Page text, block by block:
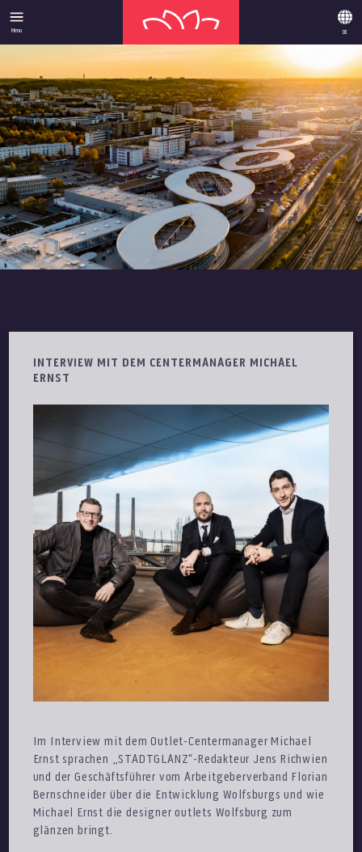
Menu DE
INTERVIEW MIT DEM CENTERMANAGER MICHAEL
ERNST
Im Interview mit dem Outlet-Centermanager Michael
Ernst sprachen „STADTGLANZ“-Redakteur Jens Richwien
und der Geschäftsführer vom Arbeitgeberverband Florian
Bernschneider über die Entwicklung Wolfsburgs und wie
Michael Ernst die designer outlets Wolfsburg zum
glänzen bringt.